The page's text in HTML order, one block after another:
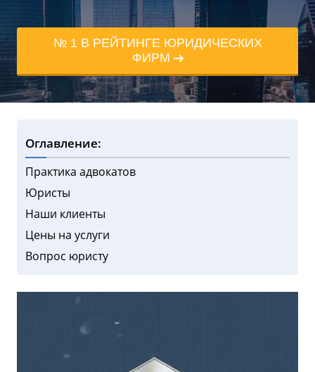
№ 1 В РЕЙТИНГЕ ЮРИДИЧЕСКИХ
ФИРМ
Оглавление:
Практика адвокатов
Юристы
Наши клиенты
Цены на услуги
Вопрос юристу